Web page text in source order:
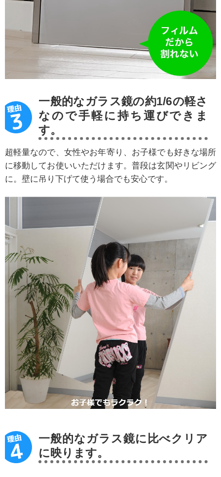
一般的なガラス鏡の約1/6の軽さ
なので手軽に持ち運びできま
す。
超軽量なので、女性やお年寄り、お子様でも好きな場所
に移動してお使いいただけます。普段は玄関やリビング
に。壁に吊り下げて使う場合でも安心です。
一般的なガラス鏡に比べクリア
に映ります。